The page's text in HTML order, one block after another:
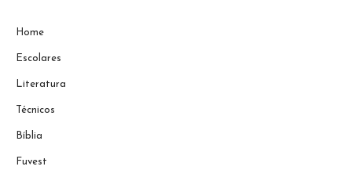
Home
Escolares
Literatura
Técnicos
Bíblia
Fuvest